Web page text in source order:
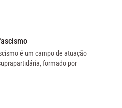
é um campo de atuação
formado por